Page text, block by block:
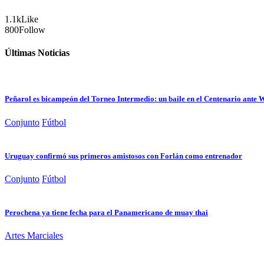
1.1kLike
800Follow
Últimas Noticias
Peñarol es bicampeón del Torneo Intermedio: un baile en el Centenario ante
Conjunto Fútbol
Uruguay confirmó sus primeros amistosos con Forlán como entrenador
Conjunto Fútbol
Perochena ya tiene fecha para el Panamericano de muay thai
Artes Marciales